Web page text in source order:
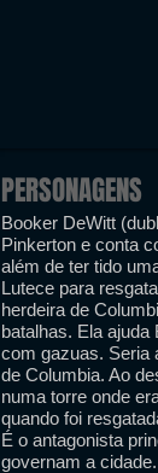
PERSONAGENS
Booker DeWitt
Pinkerton e conta
além de ter tido
Lutece para
herdeira de
batalhas. Ela
com gazuas. Seria
de Columbia. Ao
numa torre onde
quando foi
É o antagonista
governam a